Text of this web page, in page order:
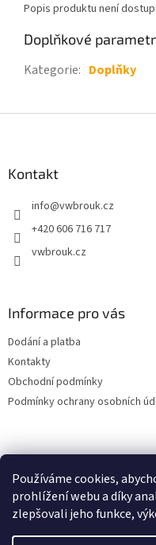
Používáme cookies,
prohlížení webu a díky
zlepšovali jeho funkce,
Popis produktu není
Doplňkové
Kategorie: Doplňky
Kontakt
info@vwbrouk.cz
+420 606 716 717
vwbrouk.cz
Informace pro vás
Dodání a platba
Kontakty
Obchodní podmínky
Podmínky ochrany osobních